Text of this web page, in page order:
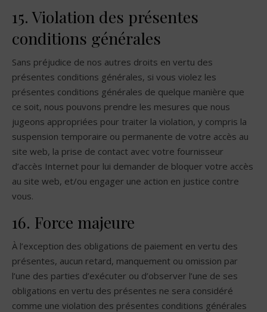
15. Violation des présentes
conditions générales
Sans préjudice de nos autres droits en vertu des
présentes conditions générales, si vous violez les
présentes conditions générales de quelque manière que
ce soit, nous pouvons prendre les mesures que nous
jugeons appropriées pour traiter la violation, y compris la
suspension temporaire ou permanente de votre accès au
site web, la prise de contact avec votre fournisseur
d’accès Internet pour lui demander de bloquer votre accès
au site web, et/ou engager une action en justice contre
vous.
16. Force majeure
À l’exception des obligations de paiement en vertu des
présentes, aucun retard, manquement ou omission par
l’une des parties d’exécuter ou d’observer l’une de ses
obligations en vertu des présentes ne sera considéré
comme une violation des présentes conditions générales